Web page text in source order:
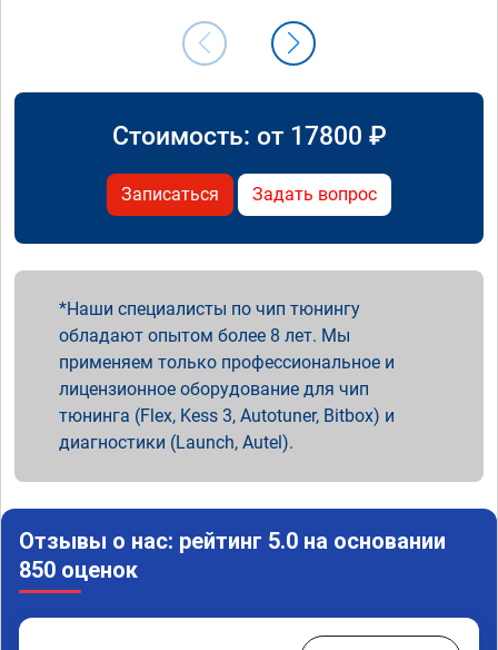
Стоимость: от 17800 ₽
Записаться Задать вопрос
Наши специалисты по чип тюнингу
обладают опытом более 8 лет. Мы
применяем только профессиональное и
лицензионное оборудование для чип
тюнинга (Flex, Kess 3, Autotuner, Bitbox) и
диагностики (Launch, Autel).
Отзывы о нас: рейтинг 5.0 на основании
850 оценок